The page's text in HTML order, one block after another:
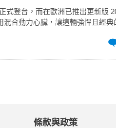
式登台，而在歐洲已推出更新版
混合動力心臟，讓這輛強悍且經典
條款與政策